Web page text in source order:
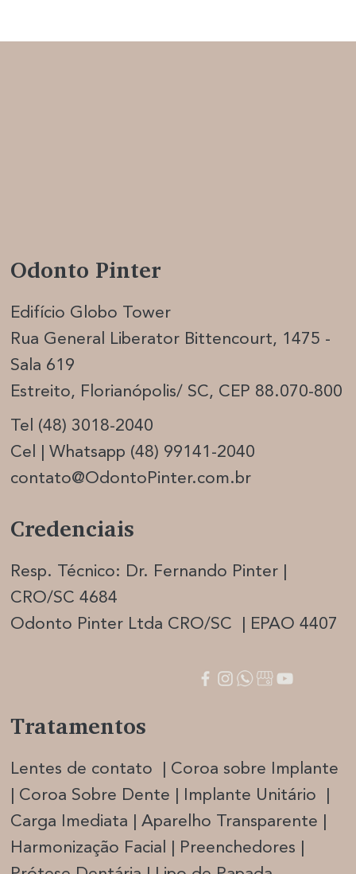
Edifício Globo Tower
Rua General Liberator Bittencourt, 1475 -
Sala 619
Estreito, Florianópolis/ SC, CEP 88.070-800
Tel (48) 3018-2040
Cel | Whatsapp (48) 99141-2040
contato@OdontoPinter.com.br
Odonto Pinter
Credenciais
Resp. Técnico: Dr. Fernando Pinter |
CRO/SC 4684
Odonto Pinter Ltda CRO/SC | EPAO 4407
Tratamentos
Lentes de contato | Coroa sobre Implante
| Coroa Sobre Dente | Implante Unitário |
Carga Imediata |Aparelho Transparente |
Harmonização Facial | Preenchedores |